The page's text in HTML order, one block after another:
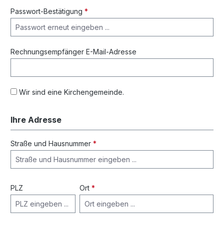
Passwort-Bestätigung *
Rechnungsempfänger E-Mail-Adresse
Wir sind eine Kirchengemeinde.
Ihre Adresse
Straße und Hausnummer *
PLZ Ort *